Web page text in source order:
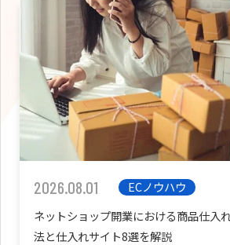
拡張プ
カスタマイズ開発
2026.08.01
ECノウハウ
ネットショップ開業における商品仕入
法と仕入れサイト8選を解説